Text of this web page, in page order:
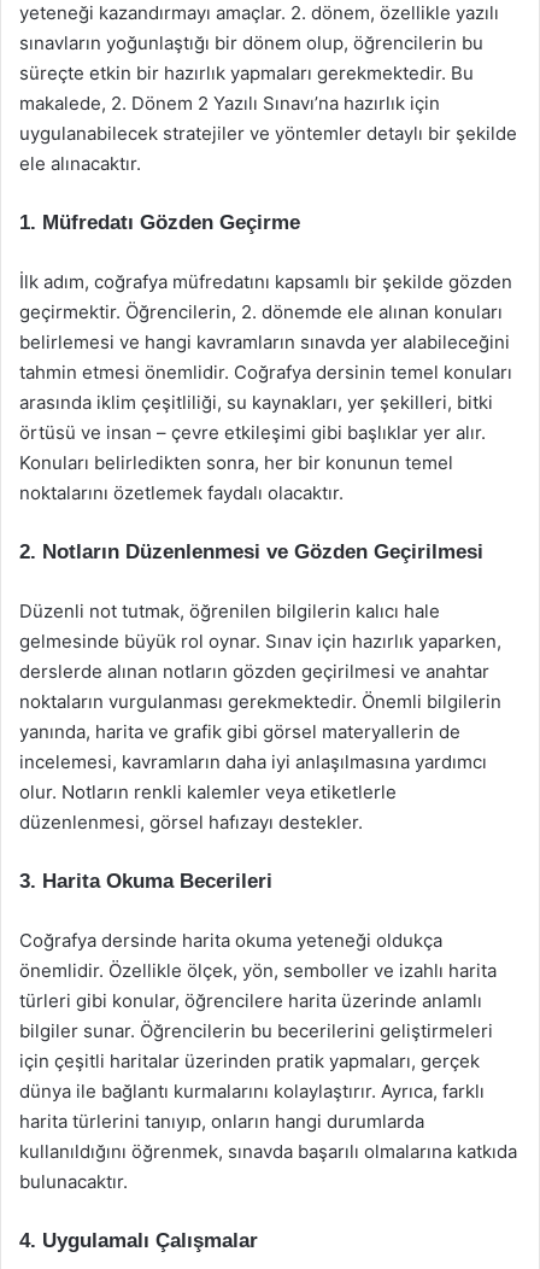
yeteneği kazandırmayı amaçlar. 2. dönem, özellikle yazılı
sınavların yoğunlaştığı bir dönem olup, öğrencilerin bu
süreçte etkin bir hazırlık yapmaları gerekmektedir. Bu
makalede, 2. Dönem 2 Yazılı Sınavı’na hazırlık için
uygulanabilecek stratejiler ve yöntemler detaylı bir şekilde
ele alınacaktır.
1. Müfredatı Gözden Geçirme
İlk adım, coğrafya müfredatını kapsamlı bir şekilde gözden
geçirmektir. Öğrencilerin, 2. dönemde ele alınan konuları
belirlemesi ve hangi kavramların sınavda yer alabileceğini
tahmin etmesi önemlidir. Coğrafya dersinin temel konuları
arasında iklim çeşitliliği, su kaynakları, yer şekilleri, bitki
örtüsü ve insan – çevre etkileşimi gibi başlıklar yer alır.
Konuları belirledikten sonra, her bir konunun temel
noktalarını özetlemek faydalı olacaktır.
2. Notların Düzenlenmesi ve Gözden Geçirilmesi
Düzenli not tutmak, öğrenilen bilgilerin kalıcı hale
gelmesinde büyük rol oynar. Sınav için hazırlık yaparken,
derslerde alınan notların gözden geçirilmesi ve anahtar
noktaların vurgulanması gerekmektedir. Önemli bilgilerin
yanında, harita ve grafik gibi görsel materyallerin de
incelemesi, kavramların daha iyi anlaşılmasına yardımcı
olur. Notların renkli kalemler veya etiketlerle
düzenlenmesi, görsel hafızayı destekler.
3. Harita Okuma Becerileri
Coğrafya dersinde harita okuma yeteneği oldukça
önemlidir. Özellikle ölçek, yön, semboller ve izahlı harita
türleri gibi konular, öğrencilere harita üzerinde anlamlı
bilgiler sunar. Öğrencilerin bu becerilerini geliştirmeleri
için çeşitli haritalar üzerinden pratik yapmaları, gerçek
dünya ile bağlantı kurmalarını kolaylaştırır. Ayrıca, farklı
harita türlerini tanıyıp, onların hangi durumlarda
kullanıldığını öğrenmek, sınavda başarılı olmalarına katkıda
bulunacaktır.
4. Uygulamalı Çalışmalar